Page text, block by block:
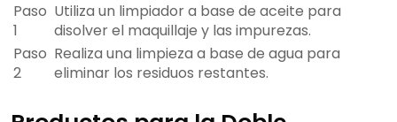
Paso
1
Utiliza un limpiador a base de aceite para
disolver el maquillaje y las impurezas.
Paso
2
Realiza una limpieza a base de agua para
eliminar los residuos restantes.